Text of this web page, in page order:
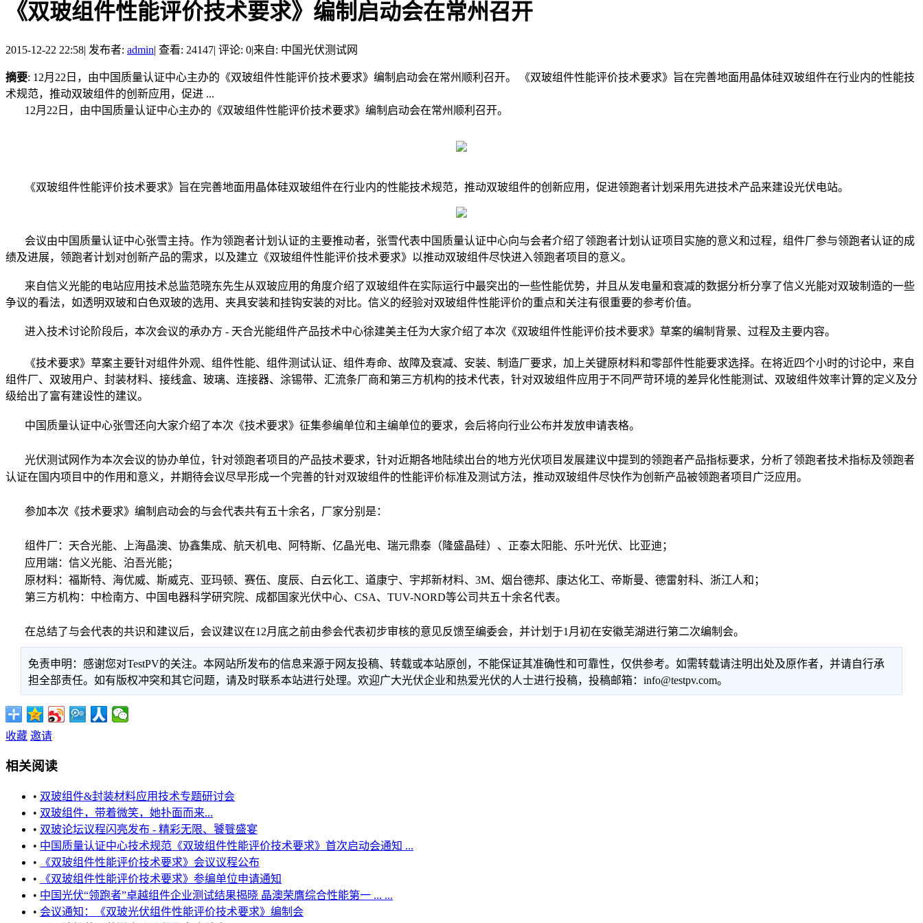
《双玻组件性能评价技术要求》编制启动会在常州召开
2015-12-22 22:58| 发布者: admin| 查看: 24147| 评论: 0|来自: 中国光伏测试网
摘要: 12月22日，由中国质量认证中心主办的《双玻组件性能评价技术要求》编制启动会在常州顺利召开。 《双玻组件性能评价技术要求》旨在完善地面用晶体硅双玻组件在行业内的性能技
术规范，推动双玻组件的创新应用，促进 ...
12月22日，由中国质量认证中心主办的《双玻组件性能评价技术要求》编制启动会在常州顺利召开。
《双玻组件性能评价技术要求》旨在完善地面用晶体硅双玻组件在行业内的性能技术规范，推动双玻组件的创新应用，促进领跑者计划采用先进技术产品来建设光伏电站。
会议由中国质量认证中心张雪主持。作为领跑者计划认证的主要推动者，张雪代表中国质量认证中心向与会者介绍了领跑者计划认证项目实施的意义和过程，组件厂参与领跑者认证的成
绩及进展，领跑者计划对创新产品的需求，以及建立《双玻组件性能评价技术要求》以推动双玻组件尽快进入领跑者项目的意义。
来自信义光能的电站应用技术总监范晓东先生从双玻应用的角度介绍了双玻组件在实际运行中最突出的一些性能优势，并且从发电量和衰减的数据分析分享了信义光能对双玻制造的一些
争议的看法，如透明双玻和白色双玻的选用、夹具安装和挂钩安装的对比。信义的经验对双玻组件性能评价的重点和关注有很重要的参考价值。
进入技术讨论阶段后，本次会议的承办方 - 天合光能组件产品技术中心徐建美主任为大家介绍了本次《双玻组件性能评价技术要求》草案的编制背景、过程及主要内容。
《技术要求》草案主要针对组件外观、组件性能、组件测试认证、组件寿命、故障及衰减、安装、制造厂要求，加上关键原材料和零部件性能要求选择。在将近四个小时的讨论中，来自
组件厂、双玻用户、封装材料、接线盒、玻璃、连接器、涂锡带、汇流条厂商和第三方机构的技术代表，针对双玻组件应用于不同严苛环境的差异化性能测试、双玻组件效率计算的定义及分
级给出了富有建设性的建议。
中国质量认证中心张雪还向大家介绍了本次《技术要求》征集参编单位和主编单位的要求，会后将向行业公布并发放申请表格。
光伏测试网作为本次会议的协办单位，针对领跑者项目的产品技术要求，针对近期各地陆续出台的地方光伏项目发展建议中提到的领跑者产品指标要求，分析了领跑者技术指标及领跑者
认证在国内项目中的作用和意义，并期待会议尽早形成一个完善的针对双玻组件的性能评价标准及测试方法，推动双玻组件尽快作为创新产品被领跑者项目广泛应用。
参加本次《技术要求》编制启动会的与会代表共有五十余名，厂家分别是：
组件厂：天合光能、上海晶澳、协鑫集成、航天机电、阿特斯、亿晶光电、瑞元鼎泰（隆盛晶硅）、正泰太阳能、乐叶光伏、比亚迪；
应用端：信义光能、 泊吾光能；
原材料：福斯特、海优威、斯威克、亚玛顿、赛伍、度辰、白云化工、道康宁、 宇邦新材料、3M、烟台德邦、康达化工、帝斯曼、德雷射科、 浙江人和；
第三方机构：中检南方、中国电器科学研究院、成都国家光伏中心、CSA、TUV-NORD等公司共五十余名代表。
在总结了与会代表的共识和建议后，会议建议在12月底之前由参会代表初步审核的意见反馈至编委会，并计划于1月初在安徽芜湖进行第二次编制会。
免责申明：感谢您对TestPV的关注。本网站所发布的信息来源于网友投稿、转载或本站原创，不能保证其准确性和可靠性，仅供参考。如需转载请注明出处及原作者，并请自行承
担全部责任。如有版权冲突和其它问题，请及时联系本站进行处理。欢迎广大光伏企业和热爱光伏的人士进行投稿，投稿邮箱：info@testpv.com。
收藏 邀请
相关阅读
• 双玻组件&封装材料应用技术专题研讨会
• 双玻组件，带着微笑，她扑面而来...
• 双玻论坛议程闪亮发布 - 精彩无限、饕餮盛宴
• 中国质量认证中心技术规范《双玻组件性能评价技术要求》首次启动会通知 ...
•
《双玻组件性能评价技术要求》会议议程公布
•
《双玻组件性能评价技术要求》参编单位申请通知
• 中国光伏“领跑者”卓越组件企业测试结果揭晓 晶澳荣膺综合性能第一 ... ...
• 会议通知：《双玻光伏组件性能评价技术要求》编制会